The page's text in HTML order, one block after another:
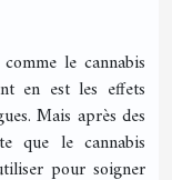
le cannabis
en est les effets
Mais après des
que le cannabis
pour soigner